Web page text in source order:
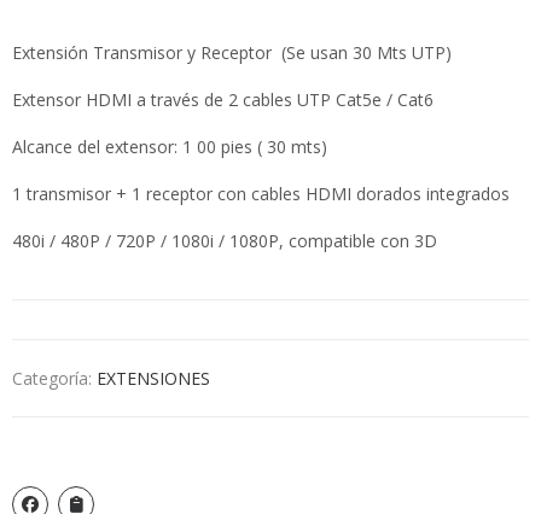
Extensión Transmisor y Receptor (Se usan 30 Mts UTP)
Extensor HDMI a través de 2 cables UTP Cat5e / Cat6
Alcance del extensor: 1 00 pies ( 30 mts)
1 transmisor + 1 receptor con cables HDMI dorados integrados
480i / 480P / 720P / 1080i / 1080P, compatible con 3D
Categoría: EXTENSIONES